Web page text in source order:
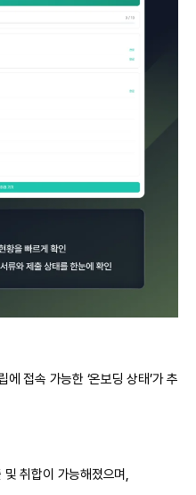
접속 가능한 ‘온보딩 상태’가 추
취합이 가능해졌으며,